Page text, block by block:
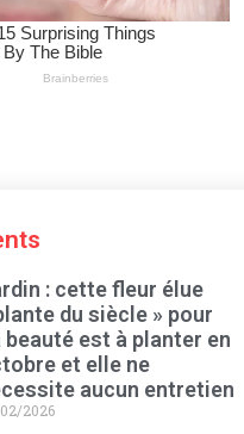
: cette fleur élue
du siècle » pour
beauté est à planter en
et elle ne
aucun entretien
2026